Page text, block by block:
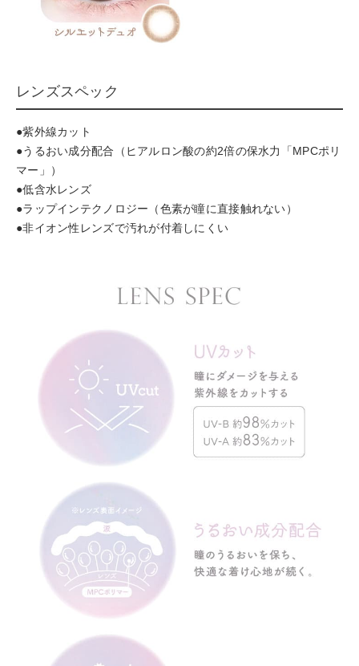
レンズスペック
●紫外線カット
●うるおい成分配合（ヒアルロン酸の約2倍の保水力「MPCポリ
マー」）
●低含水レンズ
●ラップインテクノロジー（色素が瞳に直接触れない）
●非イオン性レンズで汚れが付着しにくい